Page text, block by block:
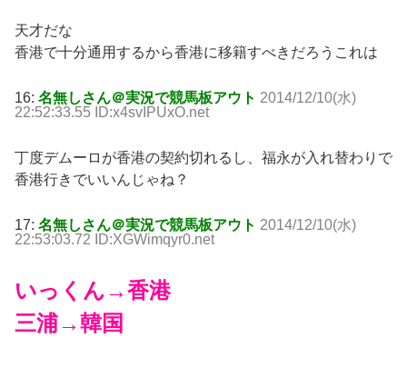
天才だな
香港で十分通用するから香港に移籍すべきだろうこれは
16: 名無しさん＠実況で競馬板アウト 2014/12/10(水)
22:52:33.55 ID:x4svIPUxO.net
丁度デムーロが香港の契約切れるし、福永が入れ替わりで
香港行きでいいんじゃね？
17: 名無しさん＠実況で競馬板アウト 2014/12/10(水)
22:53:03.72 ID:XGWimqyr0.net
いっくん→香港
三浦→韓国